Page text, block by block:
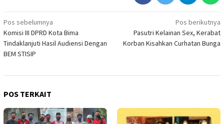
Navigasi
pos
Pos sebelumnya
Komisi III DPRD Kota Bima
Tindaklanjuti Hasil Audiensi Dengan
BEM STISIP
Pos berikutnya
Pasutri Kelainan Sex, Kerabat
Korban Kisahkan Curhatan Bunga
POS TERKAIT